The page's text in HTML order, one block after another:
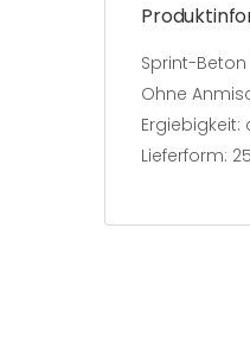
Sprint-
Ohne
Ergiebigkeit:
Lieferform: